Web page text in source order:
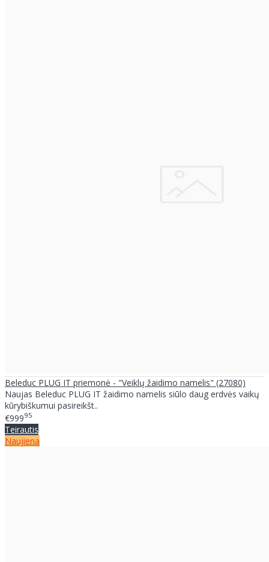
Beleduc PLUG IT priemonė - "Veiklų žaidimo namelis" (27080)
Naujas Beleduc PLUG IT žaidimo namelis siūlo daug erdvės vaikų
kūrybiškumui pasireikšt..
€99995
Teirautis
Naujiena